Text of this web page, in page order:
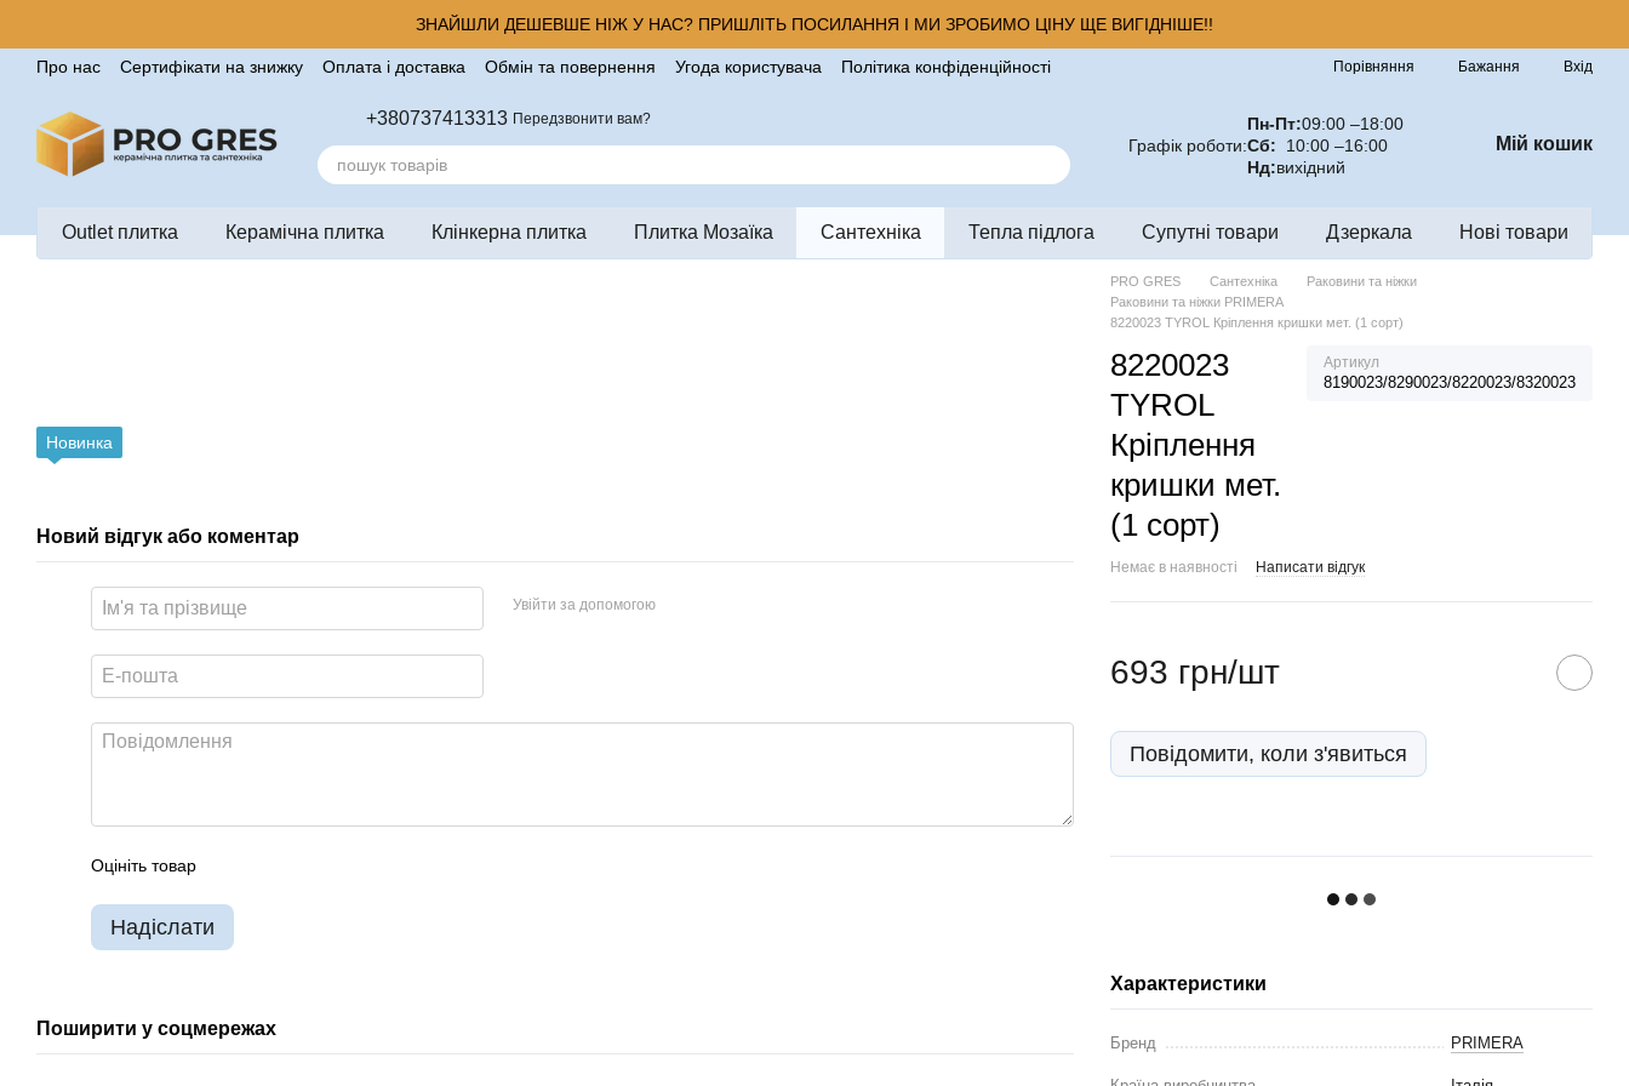
ЗНАЙШЛИ ДЕШЕВШЕ НІЖ У НАС? ПРИШЛІТЬ ПОСИЛАННЯ І МИ ЗРОБИМО ЦІНУ ЩЕ ВИГІДНІШЕ!!
Про нас Сертифікати на знижку Оплата і доставка Обмін та повернення Угода користувача
Політика конфіденційності
Порівняння Бажання Вхід
+380737413313 Передзвонити вам?
Графік роботи:
Пн-Пт:09:00 –18:00
Сб: 10:00 –16:00
Нд:вихідний
Мій кошик
Outlet плитка Керамічна плитка Клінкерна плитка Плитка Мозаїка Сантехніка Тепла підлога Супутні товари Дзеркала Нові товари
PRO GRES Сантехніка
Раковини та ніжки
Раковини та ніжки PRIMERA
8220023 TYROL Кріплення кришки мет. (1 сорт)
8220023
TYROL
Кріплення
кришки мет.
(1 сорт)
Артикул
8190023/8290023/8220023/8320023
Немає в наявності Написати відгук
693 грн/шт
Повідомити, коли з'явиться
Характеристики
Бренд PRIMERA
Новинка
Новий відгук або коментар
Увійти за допомогою
Оцініть товар
Надіслати
Поширити у соцмережах